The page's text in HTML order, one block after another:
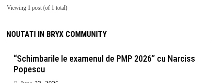
Viewing 1 post (of 1 total)
NOUTATI IN BRYX COMMUNITY
“Schimbarile le examenul de PMP 2026” cu Narciss
Popescu